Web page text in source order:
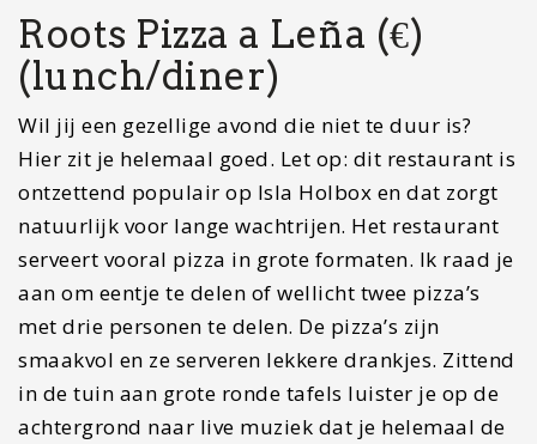
Roots Pizza a Leña (€)
(lunch/diner)
Wil jij een gezellige avond die niet te duur is?
Hier zit je helemaal goed. Let op: dit restaurant is
ontzettend populair op Isla Holbox en dat zorgt
natuurlijk voor lange wachtrijen. Het restaurant
serveert vooral pizza in grote formaten. Ik raad je
aan om eentje te delen of wellicht twee pizza’s
met drie personen te delen. De pizza’s zijn
smaakvol en ze serveren lekkere drankjes. Zittend
in de tuin aan grote ronde tafels luister je op de
achtergrond naar live muziek dat je helemaal de